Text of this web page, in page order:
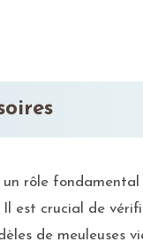
rôle
Il est crucial de
de meuleuses